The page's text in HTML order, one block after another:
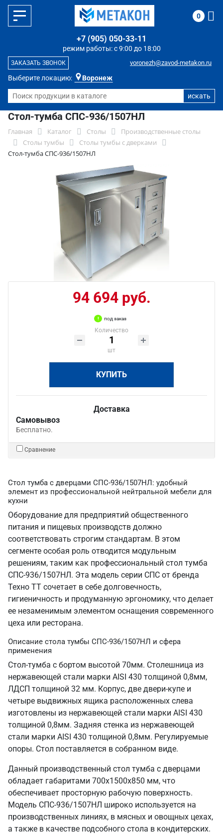
Выберите локацию: Воронеж
режим работы: с 9:00 до 18:00
+7 (905) 050-33-11
voronezh@zavod-metakon.ru
ЗАКАЗАТЬ ЗВОНОК
0
Стол-тумба СПС-936/1507НЛ
Главная Каталог Столы
Производственные столы
Столы тумбы
Столы тумбы с дверками
Стол-тумба СПС-936/1507НЛ
94 694 руб.
под заказ
Количество
шт
КУПИТЬ
Доставка
Самовывоз
Бесплатно.
Сравнение
Стол тумба с дверцами СПС-936/1507НЛ: удобный
элемент из профессиональной нейтральной мебели для
кухни
Оборудование для предприятий общественного
питания и пищевых производств должно
соответствовать строгим стандартам. В этом
сегменте особая роль отводится модульным
решениям, таким как профессиональный стол тумба
СПС-936/1507НЛ. Эта модель серии СПС от бренда
Техно ТТ сочетает в себе долговечность,
гигиеничность и продуманную эргономику, что делает
ее незаменимым элементом оснащения современного
цеха или ресторана.
Описание стола тумбы СПС-936/1507НЛ и сфера
применения
Стол-тумба с бортом высотой 70мм. Столешница из
нержавеющей стали марки AISI 430 толщиной 0,8мм,
ЛДСП толщиной 32 мм. Корпус, две двери-купе и
четыре выдвижных ящика расположенных слева
изготовлены из нержавеющей стали марки AISI 430
толщиной 0,8мм. Задняя стенка из нержавеющей
стали марки AISI 430 толщиной 0,8мм. Регулируемые
опоры. Стол поставляется в собранном виде.
Данный производственный стол тумба с дверцами
обладает габаритами 700х1500х850 мм, что
обеспечивает просторную рабочую поверхность.
Модель СПС-936/1507НЛ широко используется на
производственных линиях, в мясных и овощных цехах,
а также в качестве подсобного стола в кондитерских.